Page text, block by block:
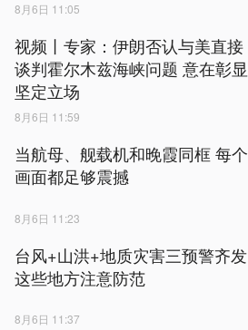
8月6日 11:05
视频丨专家：伊朗否认与美直接
谈判霍尔木兹海峡问题 意在彰显
坚定立场
8月6日 11:59
当航母、舰载机和晚霞同框 每个
画面都足够震撼
8月6日 11:23
台风+山洪+地质灾害三预警齐发
这些地方注意防范
8月6日 11:37